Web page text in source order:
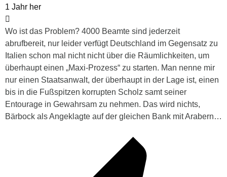
1 Jahr her
Wo ist das Problem? 4000 Beamte sind jederzeit
abrufbereit, nur leider verfügt Deutschland im Gegensatz zu
Italien schon mal nicht nicht über die Räumlichkeiten, um
überhaupt einen „Maxi-Prozess“ zu starten. Man nenne mir
nur einen Staatsanwalt, der überhaupt in der Lage ist, einen
bis in die Fußspitzen korrupten Scholz samt seiner
Entourage in Gewahrsam zu nehmen. Das wird nichts,
Bärbock als Angeklagte auf der gleichen Bank mit Arabern…